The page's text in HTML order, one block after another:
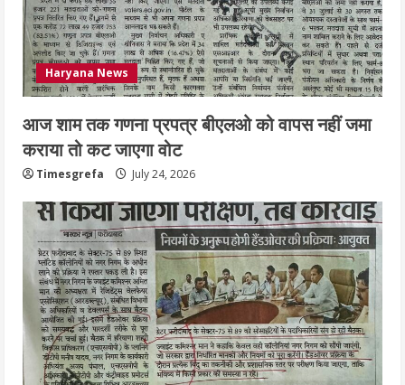
Haryana News
आज शाम तक गणना प्रपत्र बीएलओ को वापस नहीं जमा
कराया तो कट जाएगा वोट
Timesgrefa July 24, 2026